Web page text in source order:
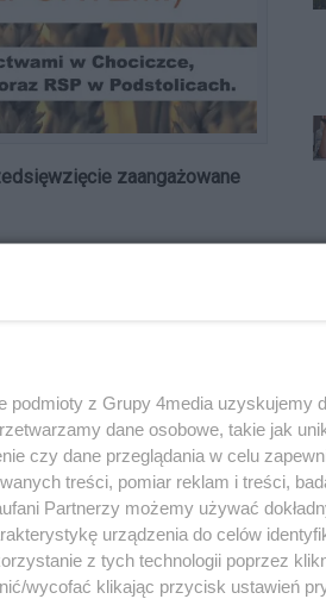
zaangażowane
Mrozek.
się mszą świętą o
podmioty z Grupy 4media uzyskujemy
dane osobowe, takie jak
czy dane przeglądania w celu
treści, pomiar reklam i treści,
Partnerzy możemy używać
urządzenia do celów
z tych technologii poprzez
wycofać klikając przycisk ustawień